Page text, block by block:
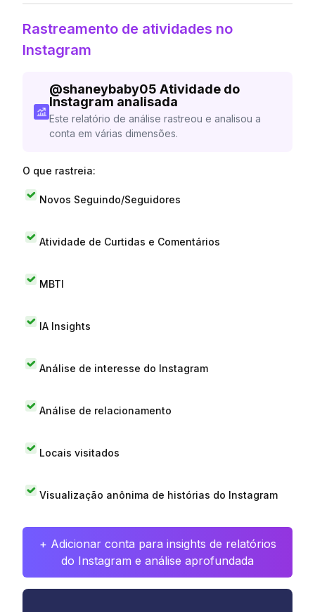
Rastreamento de atividades no
Instagram
@shaneybaby05 Atividade do
Instagram analisada
Este relatório de análise rastreou e analisou a
conta em várias dimensões.
O que rastreia:
Novos Seguindo/Seguidores
Atividade de Curtidas e Comentários
MBTI
IA Insights
Análise de interesse do Instagram
Análise de relacionamento
Locais visitados
Visualização anônima de histórias do Instagram
+ Adicionar conta para insights de relatórios
do Instagram e análise aprofundada